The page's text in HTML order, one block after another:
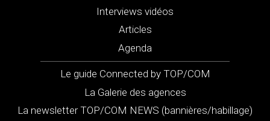
Interviews vidéos
Articles
Agenda
Le guide Connected by TOP/COM
La Galerie des agences
La newsletter TOP/COM NEWS (bannières/habillage)